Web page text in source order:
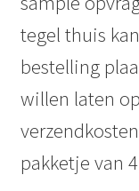
tegel thuis
bestelling
willen laten
pakketje van